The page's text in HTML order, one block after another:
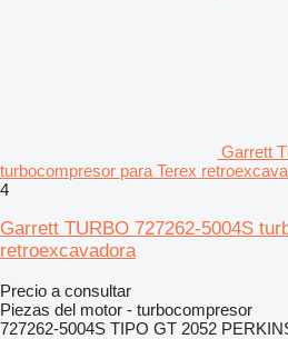
Garrett
turbocompresor para Terex
4
Garrett TURBO 727262-5004S
retroexcavadora
Precio a consultar
Piezas del motor - turbocompresor
727262-5004S TIPO GT 2052